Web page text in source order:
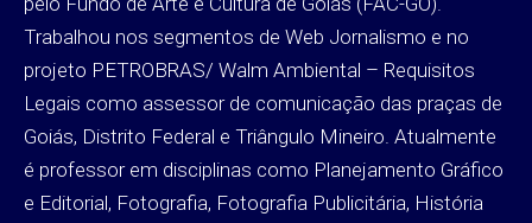
Trabalhou nos segmentos de Web Jornalismo e no
projeto PETROBRAS/ Walm Ambiental – Requisitos
Legais como assessor de comunicação das praças de
Goiás, Distrito Federal e Triângulo Mineiro. Atualmente
é professor em disciplinas como Planejamento Gráfico
e Editorial, Fotografia, Fotografia Publicitária, História